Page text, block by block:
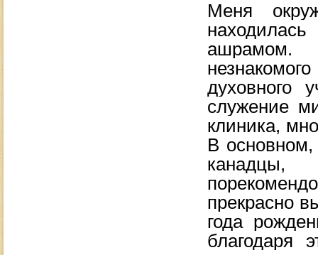
Меня
ашрамом.
духовного
служение
клиника,
В
прекрасно
года
благодаря